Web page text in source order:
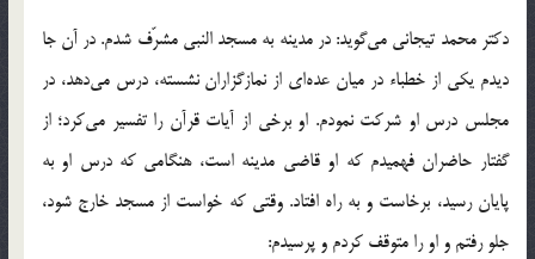
دكتر محمد تيجاني مي‌گويد: در مدينه به مسجد النبي مشرّف شدم. در آن جا
ديدم يكي از خطباء در ميان عده‌اي از نمازگزاران نشسته، درس مي‌دهد، در
مجلس درس او شركت نمودم. او برخي از آيات قرآن را تفسير مي‌كرد؛ از
گفتار حاضران فهميدم كه او قاضي مدينه است، هنگامي كه درس او به
پايان رسيد، برخاست و به راه افتاد. وقتي كه خواست از مسجد خارج شود،
جلو رفتم و او را متوقف كردم و پرسيدم: